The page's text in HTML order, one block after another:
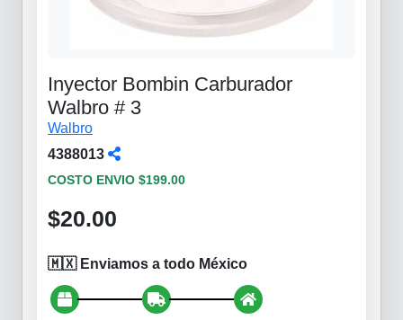
Inyector Bombin Carburador
Walbro # 3
Walbro
4388013
COSTO ENVIO $199.00
$20.00
🇲🇽 Enviamos a todo México